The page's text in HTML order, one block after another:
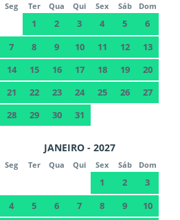
Seg Ter Qua Qui Sex Sáb Dom
1 2 3 4 5
6
7
8 9 10 11 12
13
14
15 16 17 18 19
20
21
22 23 24 25 26
27
28
29 30 31
JANEIRO - 2027
Seg Ter Qua Qui Sex Sáb Dom
1 2
3
4
5 6 7 8 9
10